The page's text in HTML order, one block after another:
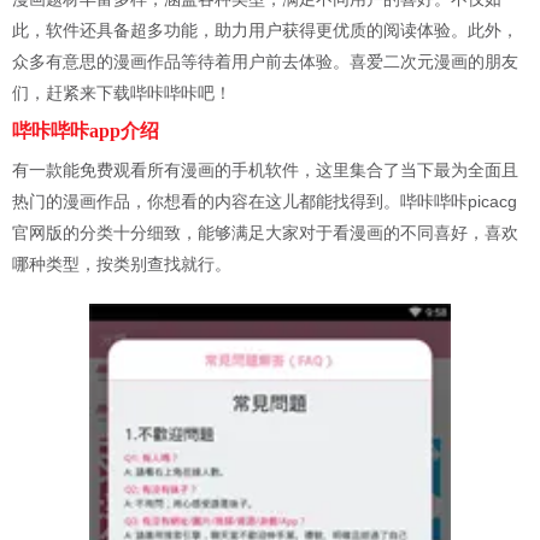
此，软件还具备超多功能，助力用户获得更优质的阅读体验。此外，
众多有意思的漫画作品等待着用户前去体验。喜爱二次元漫画的朋友
们，赶紧来下载哔咔哔咔吧！
哔咔哔咔app介绍
有一款能免费观看所有漫画的手机软件，这里集合了当下最为全面且
热门的漫画作品，你想看的内容在这儿都能找得到。哔咔哔咔picacg
官网版的分类十分细致，能够满足大家对于看漫画的不同喜好，喜欢
哪种类型，按类别查找就行。